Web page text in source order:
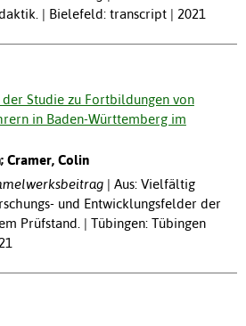
| Bielefeld: transcript | 2021
der Studie zu Fortbildungen von
in Baden-Württemberg im
Cramer, Colin
Aus: Vielfältig
und Entwicklungsfelder der
Prüfstand. | Tübingen: Tübingen